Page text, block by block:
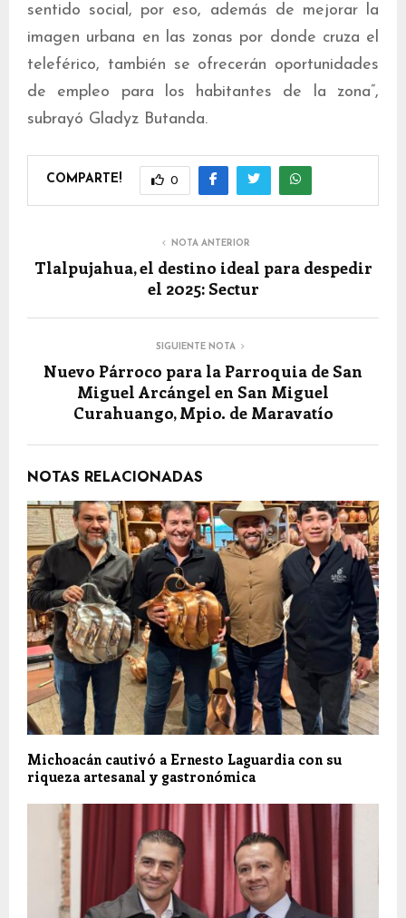
sentido social, por eso, además de mejorar la
imagen urbana en las zonas por donde cruza el
teleférico, también se ofrecerán oportunidades
de empleo para los habitantes de la zona”,
subrayó Gladyz Butanda.
COMPARTE! 0
NOTA ANTERIOR
Tlalpujahua, el destino ideal para despedir
el 2025: Sectur
SIGUIENTE NOTA
Nuevo Párroco para la Parroquia de San
Miguel Arcángel en San Miguel
Curahuango, Mpio. de Maravatío
NOTAS RELACIONADAS
Michoacán cautivó a Ernesto Laguardia con su
riqueza artesanal y gastronómica